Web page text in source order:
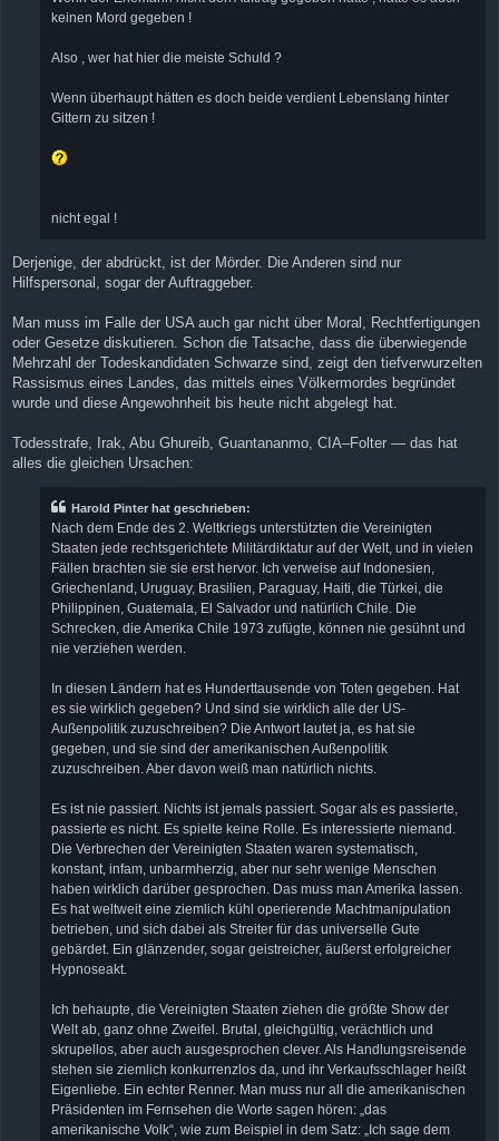
keinen Mord gegeben !
Also , wer hat hier die meiste Schuld ?
Wenn überhaupt hätten es doch beide verdient Lebenslang hinter
Gittern zu sitzen !
nicht egal !
Derjenige, der abdrückt, ist der Mörder. Die Anderen sind nur
Hilfspersonal, sogar der Auftraggeber.
Man muss im Falle der USA auch gar nicht über Moral, Rechtfertigungen
oder Gesetze diskutieren. Schon die Tatsache, dass die überwiegende
Mehrzahl der Todeskandidaten Schwarze sind, zeigt den tiefverwurzelten
Rassismus eines Landes, das mittels eines Völkermordes begründet
wurde und diese Angewohnheit bis heute nicht abgelegt hat.
Todesstrafe, Irak, Abu Ghureib, Guantananmo, CIA–Folter — das hat
alles die gleichen Ursachen:
Harold Pinter hat geschrieben:
Nach dem Ende des 2. Weltkriegs unterstützten die Vereinigten
Staaten jede rechtsgerichtete Militärdiktatur auf der Welt, und in vielen
Fällen brachten sie sie erst hervor. Ich verweise auf Indonesien,
Griechenland, Uruguay, Brasilien, Paraguay, Haiti, die Türkei, die
Philippinen, Guatemala, El Salvador und natürlich Chile. Die
Schrecken, die Amerika Chile 1973 zufügte, können nie gesühnt und
nie verziehen werden.
In diesen Ländern hat es Hunderttausende von Toten gegeben. Hat
es sie wirklich gegeben? Und sind sie wirklich alle der US-
Außenpolitik zuzuschreiben? Die Antwort lautet ja, es hat sie
gegeben, und sie sind der amerikanischen Außenpolitik
zuzuschreiben. Aber davon weiß man natürlich nichts.
Es ist nie passiert. Nichts ist jemals passiert. Sogar als es passierte,
passierte es nicht. Es spielte keine Rolle. Es interessierte niemand.
Die Verbrechen der Vereinigten Staaten waren systematisch,
konstant, infam, unbarmherzig, aber nur sehr wenige Menschen
haben wirklich darüber gesprochen. Das muss man Amerika lassen.
Es hat weltweit eine ziemlich kühl operierende Machtmanipulation
betrieben, und sich dabei als Streiter für das universelle Gute
gebärdet. Ein glänzender, sogar geistreicher, äußerst erfolgreicher
Hypnoseakt.
Ich behaupte, die Vereinigten Staaten ziehen die größte Show der
Welt ab, ganz ohne Zweifel. Brutal, gleichgültig, verächtlich und
skrupellos, aber auch ausgesprochen clever. Als Handlungsreisende
stehen sie ziemlich konkurrenzlos da, und ihr Verkaufsschlager heißt
Eigenliebe. Ein echter Renner. Man muss nur all die amerikanischen
Präsidenten im Fernsehen die Worte sagen hören: „das
amerikanische Volk“, wie zum Beispiel in dem Satz: „Ich sage dem